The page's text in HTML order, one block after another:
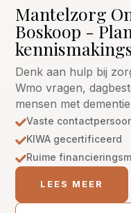
Mantelzorg
Boskoop -
Denk aan hulp bij
Wmo vragen,
mensen met
Vaste
KIWA gecertificeerd
Ruime
LEES MEER